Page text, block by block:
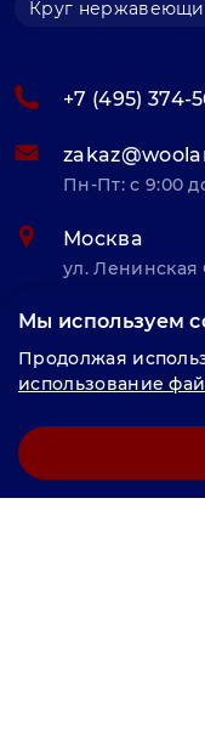
Круг
+7 (495) 374-
Пн-Пт: с 9:00
Москва
ул. Ленинская
© «Велунд
продвижение "
Мы используем
Продолжая
использование